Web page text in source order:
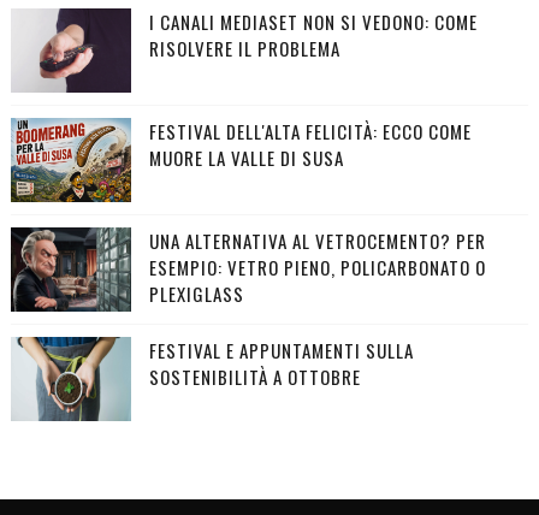
I CANALI MEDIASET NON SI VEDONO: COME
RISOLVERE IL PROBLEMA
FESTIVAL DELL'ALTA FELICITÀ: ECCO COME
MUORE LA VALLE DI SUSA
UNA ALTERNATIVA AL VETROCEMENTO? PER
ESEMPIO: VETRO PIENO, POLICARBONATO O
PLEXIGLASS
FESTIVAL E APPUNTAMENTI SULLA
SOSTENIBILITÀ A OTTOBRE